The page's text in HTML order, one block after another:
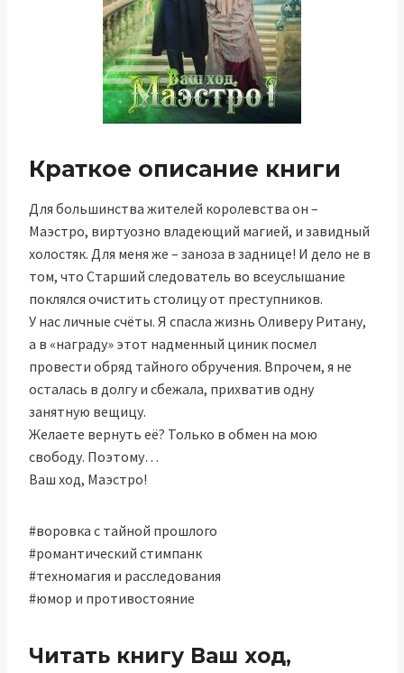
Краткое описание книги
Для большинства жителей королевства он –
Маэстро, виртуозно владеющий магией, и завидный
холостяк. Для меня же – заноза в заднице! И дело не в
том, что Старший следователь во всеуслышание
поклялся очистить столицу от преступников.
У нас личные счёты. Я спасла жизнь Оливеру Ритану,
а в «награду» этот надменный циник посмел
провести обряд тайного обручения. Впрочем, я не
осталась в долгу и сбежала, прихватив одну
занятную вещицу.
Желаете вернуть её? Только в обмен на мою
свободу. Поэтому…
Ваш ход, Маэстро!
#воровка с тайной прошлого
#романтический стимпанк
#техномагия и расследования
#юмор и противостояние
Читать книгу Ваш ход,